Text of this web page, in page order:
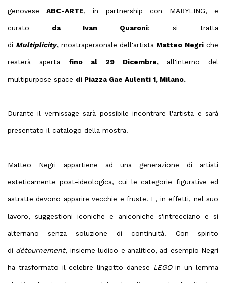
genoveseABC-ARTE, in partnership con MARYLING, e
curato da Ivan Quaroni: si tratta
di Multiplicity, mostrapersonale dell'artista Matteo Negriche
resterà aperta fino al 29 Dicembre, all'interno del
multipurpose space di Piazza Gae Aulenti 1, Milano.
Durante il vernissage sarà possibile incontrare l'artista e sarà
presentato il catalogo della mostra.
Matteo Negri appartiene ad una generazione di artisti
esteticamente post-ideologica, cui le categorie figurative ed
astratte devono apparire vecchie e fruste. E, in effetti, nel suo
lavoro, suggestioni iconiche e aniconiche s'intrecciano e si
alternano senza soluzione di continuità. Con spirito
di détournement, insieme ludico e analitico, ad esempio Negri
ha trasformato il celebre lingotto danese LEGOin un lemma